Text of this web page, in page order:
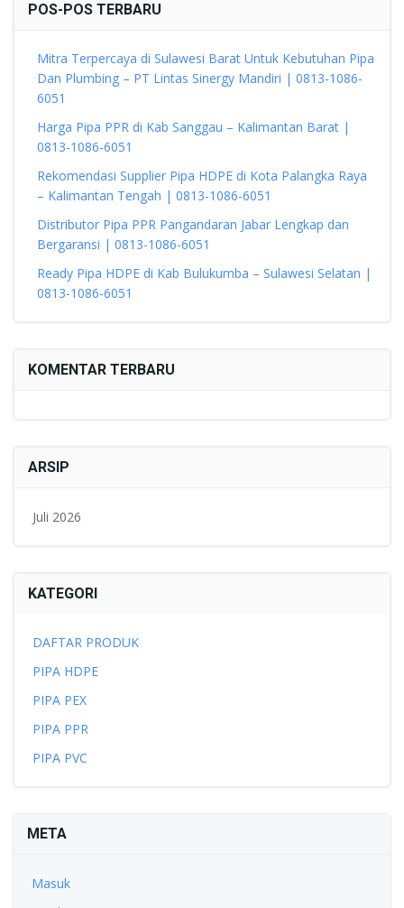
POS-POS TERBARU
Mitra Terpercaya di Sulawesi Barat Untuk Kebutuhan Pipa
Dan Plumbing – PT Lintas Sinergy Mandiri | 0813-1086-
6051
Harga Pipa PPR di Kab Sanggau – Kalimantan Barat |
0813-1086-6051
Rekomendasi Supplier Pipa HDPE di Kota Palangka Raya
– Kalimantan Tengah | 0813-1086-6051
Distributor Pipa PPR Pangandaran Jabar Lengkap dan
Bergaransi | 0813-1086-6051
Ready Pipa HDPE di Kab Bulukumba – Sulawesi Selatan |
0813-1086-6051
KOMENTAR TERBARU
ARSIP
Juli 2026
KATEGORI
DAFTAR PRODUK
PIPA HDPE
PIPA PEX
PIPA PPR
PIPA PVC
META
Masuk